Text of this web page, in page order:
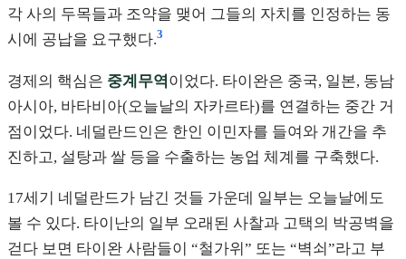
각 사의 두목들과 조약을 맺어 그들의 자치를 인정하는 동
시에 공납을 요구했다.3
경제의 핵심은 중계무역이었다. 타이완은 중국, 일본, 동남
아시아, 바타비아(오늘날의 자카르타)를 연결하는 중간 거
점이었다. 네덜란드인은 한인 이민자를 들여와 개간을 추
진하고, 설탕과 쌀 등을 수출하는 농업 체계를 구축했다.
17세기 네덜란드가 남긴 것들 가운데 일부는 오늘날에도
볼 수 있다. 타이난의 일부 오래된 사찰과 고택의 박공벽을
걷다 보면 타이완 사람들이 “철가위” 또는 “벽쇠”라고 부